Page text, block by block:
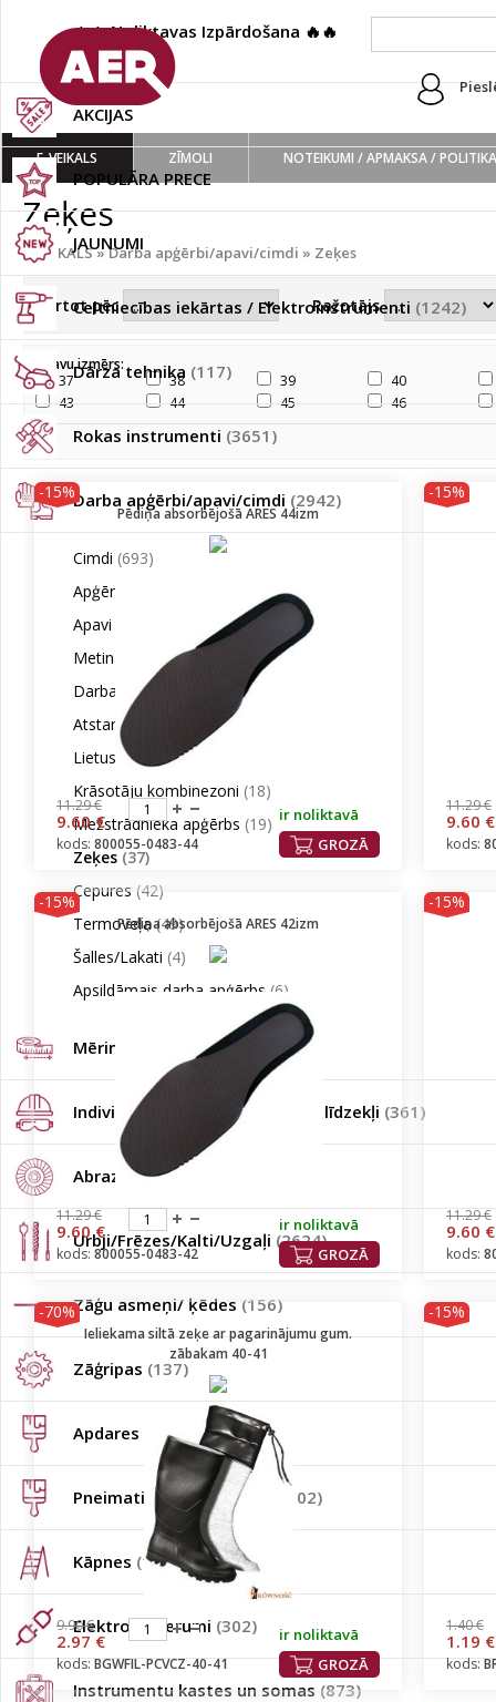
🔥🔥 Noliktavas Izpārdošana 🔥🔥
(222)
AKCIJAS
POPULĀRA PRECE
JAUNUMI
Celtniecības iekārtas / Elektroinstrumenti (1242)
Dārza tehnika (117)
Rokas instrumenti (3651)
Darba apģērbi/apavi/cimdi (2942)
Cimdi (693)
Apģērbi
Apavi
Metinātāju Apģērbi
Darba apģērbi sievietēm(8)
Atstarojošās vestes(26)
Lietus apģērbs(60)
Krāsotāju kombinezoni (18)
Mežstrādnieka apģērbs (19)
Zeķes (37)
Cepures (42)
Termoveļa(49)
Šalles/Lakati (4)
Apsildāmais darba apģērbs (6)
Mērinstrumenti(672)
Individuālie darba aizsardzības līdzekļi (361)
Abrazīvi(1357)
Urbji/Frēzes/Kalti/Uzgaļi (2624)
Zāģu asmeņi/ ķēdes (156)
Zāģripas (137)
Apdares instrumenti(803)
Pneimatiskie instrumenti (102)
Kāpnes (134)
Elektropiederumi (302)
Instrumentu kastes un somas (873)
E-VEIKALS ZĪMOLI NOTEIKUMI / APMAKSA / POLITIKA
Zeķes
E-VEIKALS»Darba apģērbi/apavi/cimdi » Zeķes
Kārtot pēc Ražotājs
Apavu izmērs:
37
38 39
40
43
44 45 46
-15%
Pēdiņa absorbējošā ARES 44izm
11.29 €
9.60 €
ir noliktavā
GROZĀ
kods: 800055-0483-44
-15%
11.29 €
9.60 €
kods:
-15%
Pēdiņa absorbējošā ARES 42izm
11.29 €
9.60 €
ir noliktavā
GROZĀ
kods: 800055-0483-42
-15%
11.29 €
9.60 €
kods:
-70%
Ieliekama siltā zeķe ar pagarinājumu gum.
zābakam 40-41
9.90 €
2.97 €
ir noliktavā
GROZĀ
kods:BGWFIL-PCVCZ-40-41
-15%
1.40 €
1.19 €
kods: